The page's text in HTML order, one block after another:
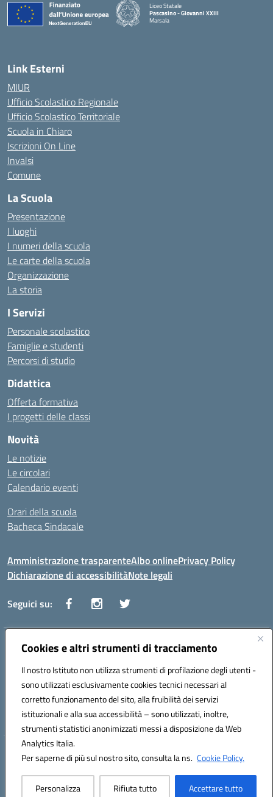
Cookies e altri strumenti di tracciamento
Il nostro Istituto non utilizza strumenti di profilazione degli utenti -
sono utilizzati esclusivamente cookies tecnici necessari al
corretto funzionamento del sito, alla fruibilità dei servizi
istituzionali e alla sua accessibilità – sono utilizzati, inoltre,
strumenti statistici anonimizzati messi a disposizione da Web
Analytics Italia.
Per saperne di più sul nostro sito, consulta la ns. Cookie Policy.
Personalizza Rifiuta tutto Accettare tutto
Liceo Statale
Pascasino - Giovanni XXIII
Marsala
Link Esterni
MIUR
Ufficio Scolastico Regionale
Ufficio Scolastico Territoriale
Scuola in Chiaro
Iscrizioni On Line
Invalsi
Comune
La Scuola
Presentazione
I luoghi
I numeri della scuola
Le carte della scuola
Organizzazione
La storia
I Servizi
Personale scolastico
Famiglie e studenti
Percorsi di studio
Didattica
Offerta formativa
I progetti delle classi
Novità
Le notizie
Le circolari
Calendario eventi
Orari della scuola
Bacheca Sindacale
Amministrazione trasparenteAlbo onlinePrivacy Policy
Dichiarazione di accessibilitàNote legali
Seguici su:
Indirizzo:Via Vaccari n.5 e Via Falcone n.20 - 91025 Marsala
Posta elettronica certificata (PEC):tppm03000q@pec.istruzione.it
Codice fiscale: 82004490817
Codice meccanografico: TPPM03000Q
Hosting & Powered by 3D Solution S.r.l.
Concept & Design by Designers Italia